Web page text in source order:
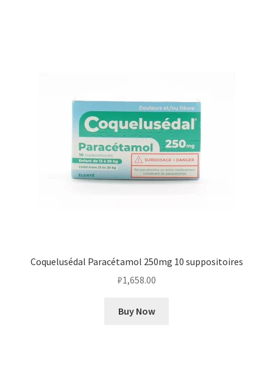
Coquelusédal Paracétamol 250mg 10 suppositoires
₽1,658.00
Buy Now